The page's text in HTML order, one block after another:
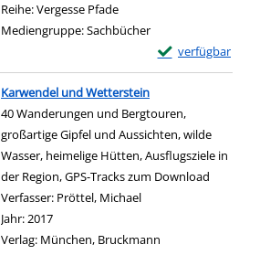
Reihe:Vergesse Pfade
Mediengruppe:Sachbücher
verfügbar
Exemplar-Details
Zum Download
Karwendel und Wetterstein
40 Wanderungen und Bergtouren,
großartige Gipfel und Aussichten, wilde
Wasser, heimelige Hütten, Ausflugsziele in
der Region, GPS-Tracks zum Download
Verfasser: Pröttel, Michael
Jahr:2017
Verlag: München, Bruckmann